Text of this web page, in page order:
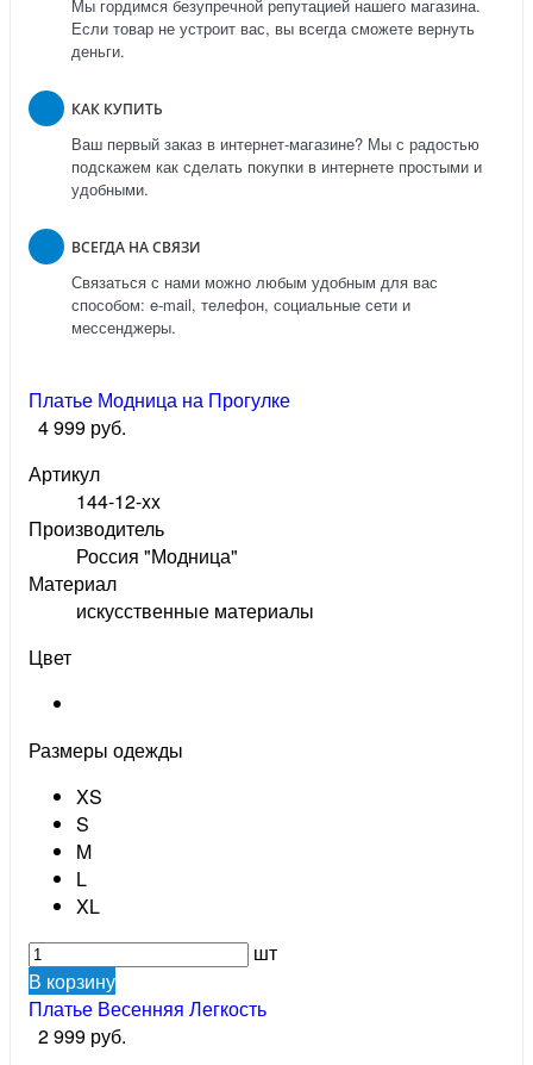
Мы гордимся безупречной репутацией нашего магазина.
Если товар не устроит вас, вы всегда сможете вернуть
деньги.
КАК КУПИТЬ
Ваш первый заказ в интернет-магазине? Мы с радостью
подскажем как сделать покупки в интернете простыми и
удобными.
ВСЕГДА НА СВЯЗИ
Связаться с нами можно любым удобным для вас
способом: e-mail, телефон, социальные сети и
мессенджеры.
Платье Модница на Прогулке
4 999 руб.
Артикул
144-12-xx
Производитель
Россия "Модница"
Материал
искусственные материалы
Цвет
Размеры одежды
XS
S
M
L
XL
шт
В корзину
Платье Весенняя Легкость
2 999 руб.